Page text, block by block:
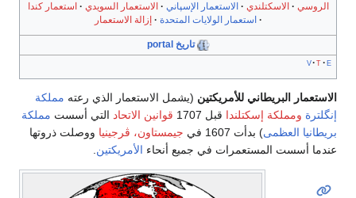
الروسي
الاسكتلندي الاستعمار الإسپاني الاستعمار السويدي
استعمار كندا
استعمار الولايات المتحدة
إزالة الاستعمار
تاريخ portal
v t e
الاستعمار البريطاني للأمريكتين (يشمل الاستعمار الذي رعته مملكة
إنگلترة ومملكة إسكتلندا قبل 1707 قوانين الاتحاد التي أسست مملكة
بريطانيا العظمى) بدأت 1607 في جيمستاون، ڤرجينيا ووصلت ذروتها
عندما أسست المستعمرات في جميع أنحاء الأمريكتين.